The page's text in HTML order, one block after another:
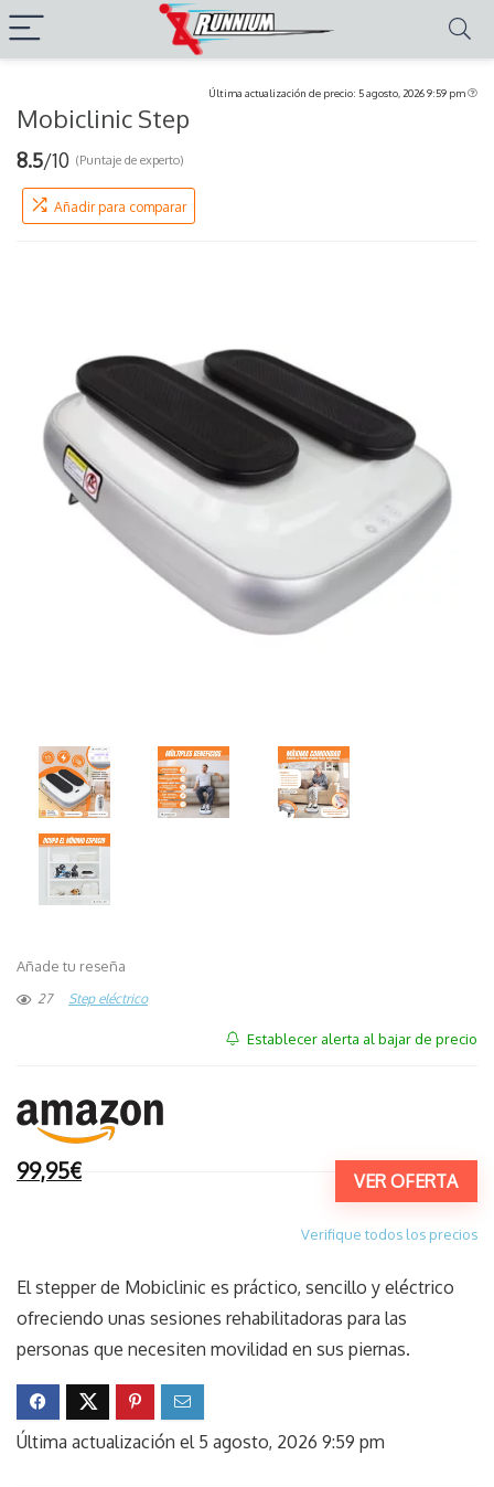
Última actualización de precio: 5 agosto, 2026 9:59 pm
Mobiclinic Step
8.5/10 (Puntaje de experto)
Añadir para comparar
Añade tu reseña
27 Step eléctrico
Establecer alerta al bajar de precio
VER OFERTA
99,95€
Verifique todos los precios
El stepper de Mobiclinic es práctico, sencillo y eléctrico
ofreciendo unas sesiones rehabilitadoras para las
personas que necesiten movilidad en sus piernas.
Última actualización el 5 agosto, 2026 9:59 pm